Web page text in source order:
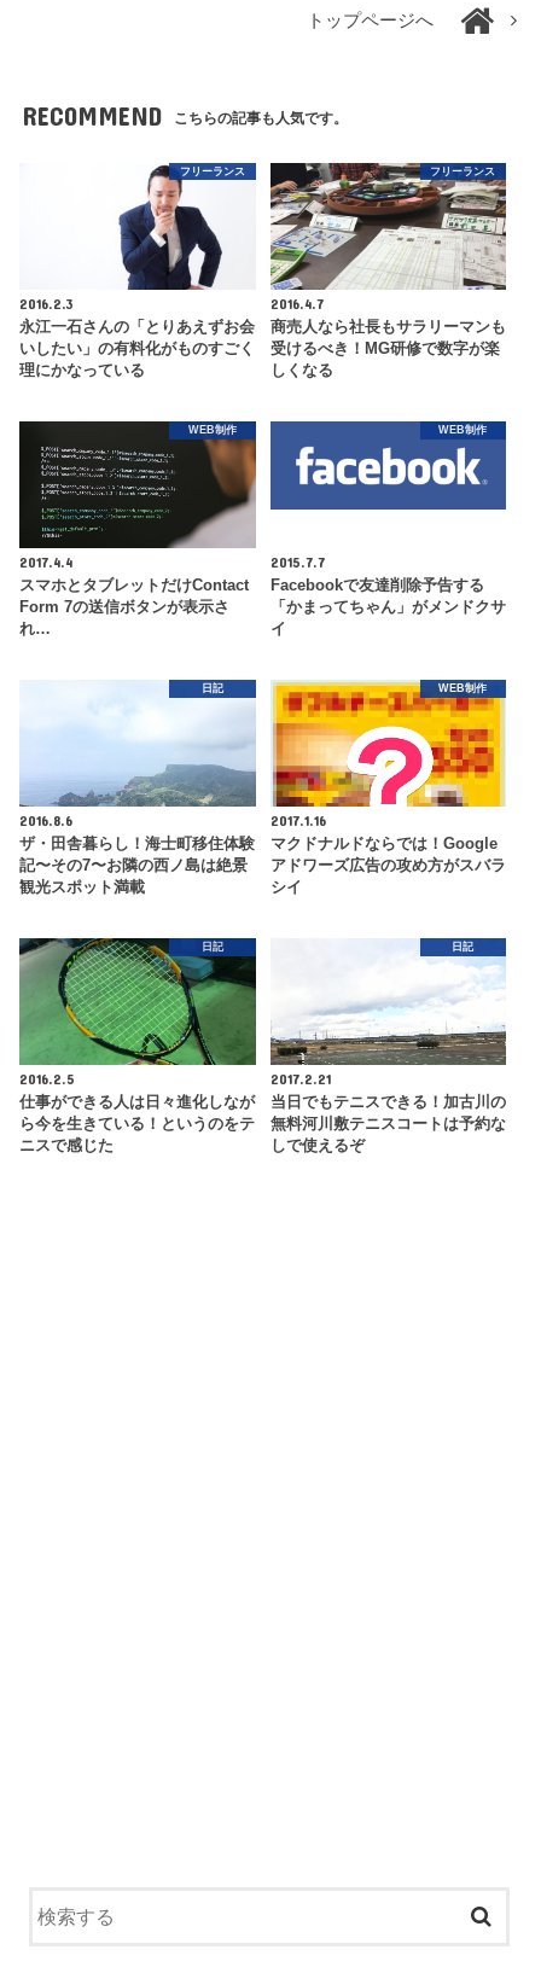
トップページへ
RECOMMEND こちらの記事も人気です。
フリーランス
2016.2.3
永江一石さんの「とりあえずお会
いしたい」の有料化がものすごく
理にかなっている
フリーランス
2016.4.7
商売人なら社長もサラリーマンも
受けるべき！MG研修で数字が楽
しくなる
WEB制作
2017.4.4
スマホとタブレットだけContact
Form 7の送信ボタンが表示さ
れ…
WEB制作
2015.7.7
Facebookで友達削除予告する
「かまってちゃん」がメンドクサ
イ
日記
2016.8.6
ザ・田舎暮らし！海士町移住体験
記〜その7〜お隣の西ノ島は絶景
観光スポット満載
WEB制作
2017.1.16
マクドナルドならでは！Google
アドワーズ広告の攻め方がスバラ
シイ
日記
2016.2.5
仕事ができる人は日々進化しなが
ら今を生きている！というのをテ
ニスで感じた
日記
2017.2.21
当日でもテニスできる！加古川の
無料河川敷テニスコートは予約な
しで使えるぞ